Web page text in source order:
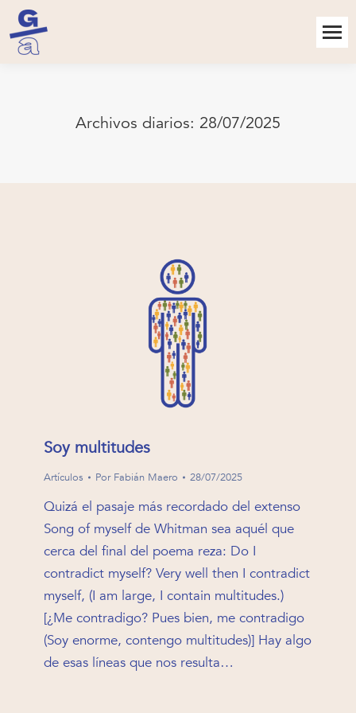
Archivos diarios: 28/07/2025
Soy multitudes
Artículos Por Fabián Maero 28/07/2025
Quizá el pasaje más recordado del extenso
Song of myself de Whitman sea aquél que
cerca del final del poema reza: Do I
contradict myself? Very well then I contradict
myself, (I am large, I contain multitudes.)
[¿Me contradigo? Pues bien, me contradigo
(Soy enorme, contengo multitudes)] Hay algo
de esas líneas que nos resulta…